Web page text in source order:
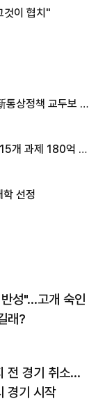
것이 협치"
상정책 교두보 활
개 과제 180억 지
선정
성"…고개 숙인
래?
전 경기 취소…
경기 시작